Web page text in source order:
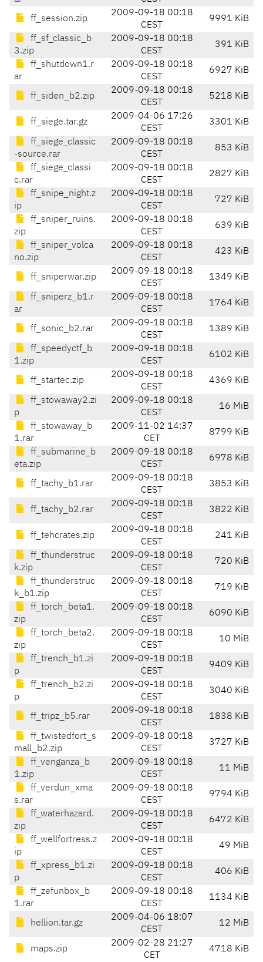
ff_session.zip
2009-09-18 00:18
CEST
9991 KiB
ff_sf_classic_b
3.zip
2009-09-18 00:18
CEST
391 KiB
ff_shutdown1.r
ar
2009-09-18 00:18
CEST
6927 KiB
ff_siden_b2.zip
2009-09-18 00:18
CEST
5218 KiB
ff_siege.tar.gz
2009-04-06 17:26
CEST
3301 KiB
ff_siege_classic
-source.rar
2009-09-18 00:18
CEST
853 KiB
ff_siege_classi
c.rar
2009-09-18 00:18
CEST
2827 KiB
ff_snipe_night.z
ip
2009-09-18 00:18
CEST
727 KiB
ff_sniper_ruins.
zip
2009-09-18 00:18
CEST
639 KiB
ff_sniper_volca
no.zip
2009-09-18 00:18
CEST
423 KiB
ff_sniperwar.zip
2009-09-18 00:18
CEST
1349 KiB
ff_sniperz_b1.r
ar
2009-09-18 00:18
CEST
1764 KiB
ff_sonic_b2.rar
2009-09-18 00:18
CEST
1389 KiB
ff_speedyctf_b
1.zip
2009-09-18 00:18
CEST
6102 KiB
ff_startec.zip
2009-09-18 00:18
CEST
4369 KiB
ff_stowaway2.zi
p
2009-09-18 00:18
CEST
16 MiB
ff_stowaway_b
1.rar
2009-11-02 14:37
CET
8799 KiB
ff_submarine_b
eta.zip
2009-09-18 00:18
CEST
6978 KiB
ff_tachy_b1.rar
2009-09-18 00:18
CEST
3853 KiB
ff_tachy_b2.rar
2009-09-18 00:18
CEST
3822 KiB
ff_tehcrates.zip
2009-09-18 00:18
CEST
241 KiB
ff_thunderstruc
k.zip
2009-09-18 00:18
CEST
720 KiB
ff_thunderstruc
k_b1.zip
2009-09-18 00:18
CEST
719 KiB
ff_torch_beta1.
zip
2009-09-18 00:18
CEST
6090 KiB
ff_torch_beta2.
zip
2009-09-18 00:18
CEST
10 MiB
ff_trench_b1.zi
p
2009-09-18 00:18
CEST
9409 KiB
ff_trench_b2.zi
p
2009-09-18 00:18
CEST
3040 KiB
ff_tripz_b5.rar
2009-09-18 00:18
CEST
1838 KiB
ff_twistedfort_s
mall_b2.zip
2009-09-18 00:18
CEST
3727 KiB
ff_venganza_b
1.zip
2009-09-18 00:18
CEST
11 MiB
ff_verdun_xma
s.rar
2009-09-18 00:18
CEST
9794 KiB
ff_waterhazard.
zip
2009-09-18 00:18
CEST
6472 KiB
ff_wellfortress.z
ip
2009-09-18 00:18
CEST
49 MiB
ff_xpress_b1.zi
p
2009-09-18 00:18
CEST
406 KiB
ff_zefunbox_b
1.rar
2009-09-18 00:18
CEST
1134 KiB
hellion.tar.gz
2009-04-06 18:07
CEST
12 MiB
maps.zip
2009-02-28 21:27
CET
4718 KiB